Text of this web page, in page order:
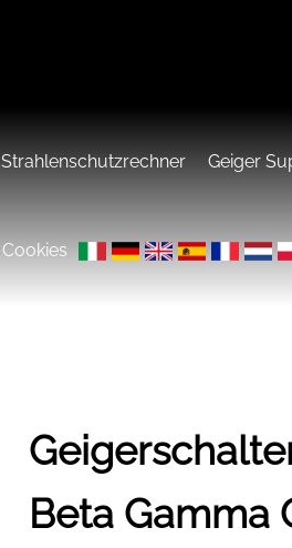
Strahlenschutzrechner Geiger
Cookies
Beta Gamma